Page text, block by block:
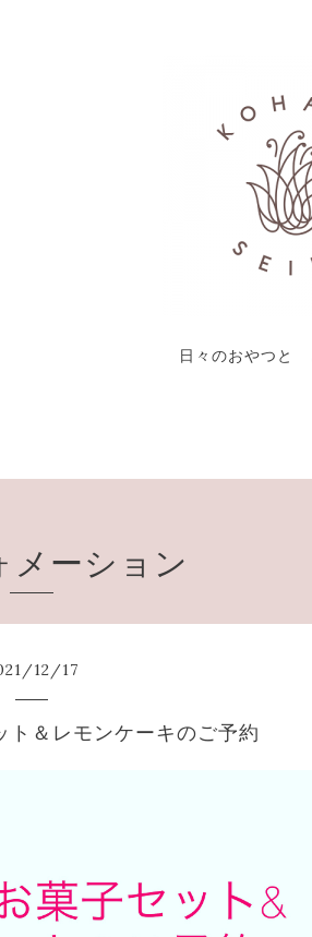
日々のおやつと
メーション
/12/17
ト＆レモンケーキのご予約